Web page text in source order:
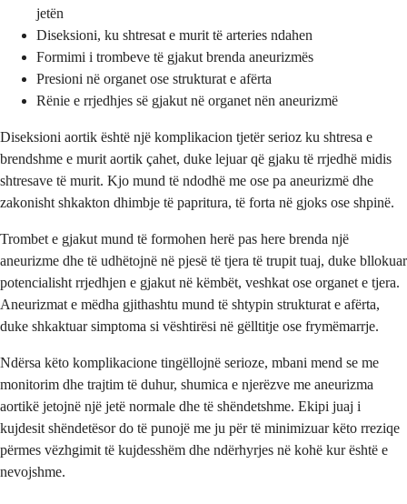
jetën
Diseksioni, ku shtresat e murit të arteries ndahen
Formimi i trombeve të gjakut brenda aneurizmës
Presioni në organet ose strukturat e afërta
Rënie e rrjedhjes së gjakut në organet nën aneurizmë
Diseksioni aortik është një komplikacion tjetër serioz ku shtresa e
brendshme e murit aortik çahet, duke lejuar që gjaku të rrjedhë midis
shtresave të murit. Kjo mund të ndodhë me ose pa aneurizmë dhe
zakonisht shkakton dhimbje të papritura, të forta në gjoks ose shpinë.
Trombet e gjakut mund të formohen herë pas here brenda një
aneurizme dhe të udhëtojnë në pjesë të tjera të trupit tuaj, duke bllokuar
potencialisht rrjedhjen e gjakut në këmbët, veshkat ose organet e tjera.
Aneurizmat e mëdha gjithashtu mund të shtypin strukturat e afërta,
duke shkaktuar simptoma si vështirësi në gëlltitje ose frymëmarrje.
Ndërsa këto komplikacione tingëllojnë serioze, mbani mend se me
monitorim dhe trajtim të duhur, shumica e njerëzve me aneurizma
aortikë jetojnë një jetë normale dhe të shëndetshme. Ekipi juaj i
kujdesit shëndetësor do të punojë me ju për të minimizuar këto rreziqe
përmes vëzhgimit të kujdesshëm dhe ndërhyrjes në kohë kur është e
nevojshme.